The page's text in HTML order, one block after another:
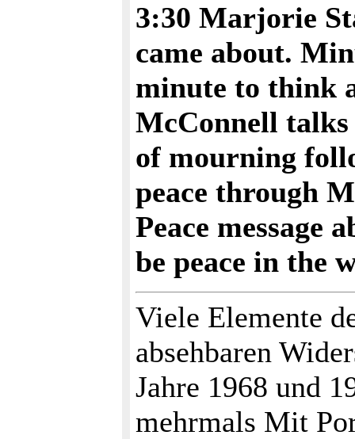
3:30 Marjorie
came about.
minute to think
McConnell
of mourning
peace through
Peace message
be peace in the
Viele Elemente
absehbaren
Jahre 1968 und
mehrmals Mit